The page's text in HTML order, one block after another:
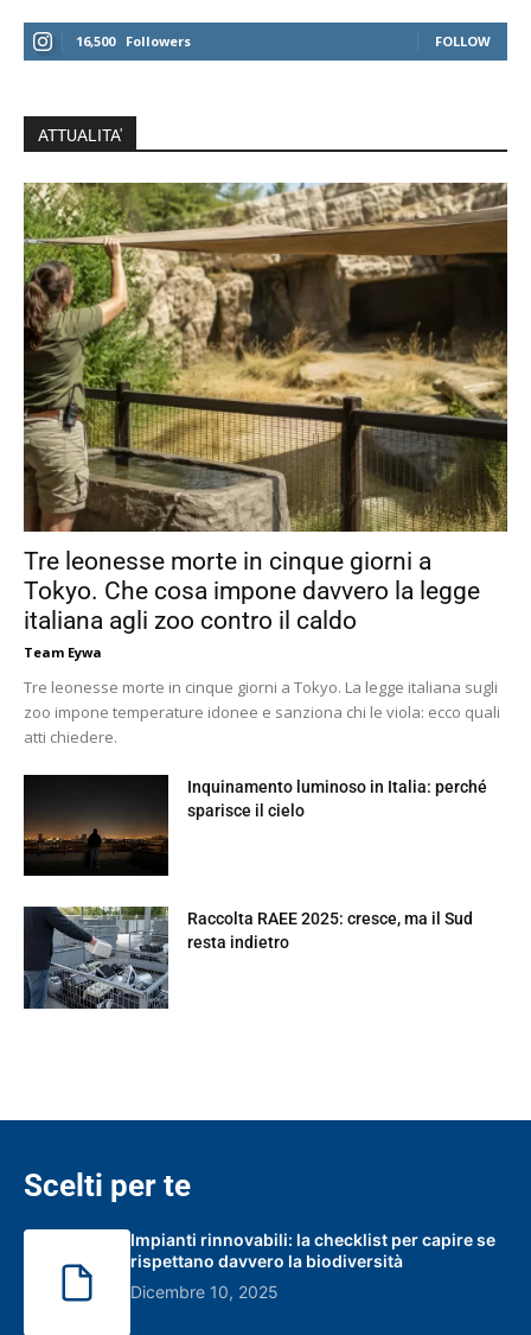
16,500 Followers FOLLOW
ATTUALITA'
Tre leonesse morte in cinque giorni a
Tokyo. Che cosa impone davvero la legge
italiana agli zoo contro il caldo
Team Eywa
Tre leonesse morte in cinque giorni a Tokyo. La legge italiana sugli
zoo impone temperature idonee e sanziona chi le viola: ecco quali
atti chiedere.
Inquinamento luminoso in Italia: perché
sparisce il cielo
Raccolta RAEE 2025: cresce, ma il Sud
resta indietro
Scelti per te
Impianti rinnovabili: la checklist per capire se
rispettano davvero la biodiversità
Dicembre 10, 2025